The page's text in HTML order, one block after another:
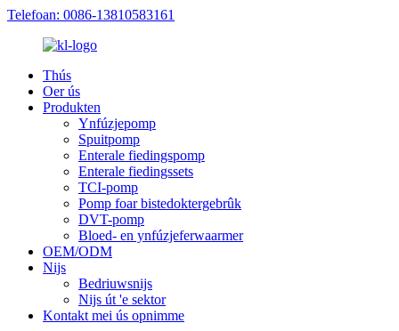
Telefoan: 0086-13810583161
Thús
Oer ús
Produkten
Ynfúzjepomp
Spuitpomp
Enterale fiedingspomp
Enterale fiedingssets
TCI-pomp
Pomp foar bistedoktergebrûk
DVT-pomp
Bloed- en ynfúzjeferwaarmer
OEM/ODM
Nijs
Bedriuwsnijs
Nijs út 'e sektor
Kontakt mei ús opnimme